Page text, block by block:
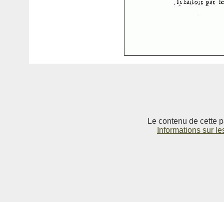
Le contenu de cette
Informations sur